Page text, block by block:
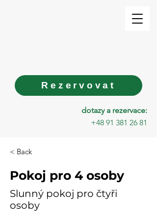
Rezervovat
dotazy a rezervace:
+48 91 381 26 81
< Back
Pokoj pro 4 osoby
Slunný pokoj pro čtyři
osoby